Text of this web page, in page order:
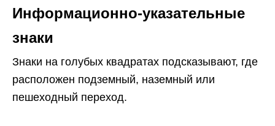
Информационно-указательные
знаки
Знаки на голубых квадратах подсказывают, где
расположен подземный, наземный или
пешеходный переход.